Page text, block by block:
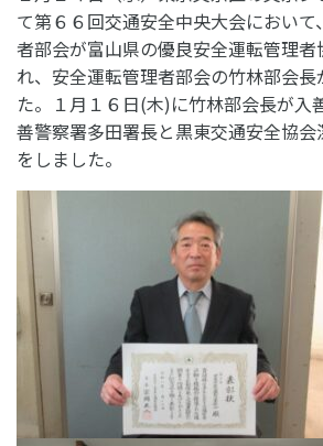
て第６６回交通安全中央大会におい
者部会が富山県の優良安全運転管理
れ、安全運転管理者部会の竹林部会
た。１月１６日(木)に竹林部会長が入
善警察署多田署長と黒東交通安全協
をしました。